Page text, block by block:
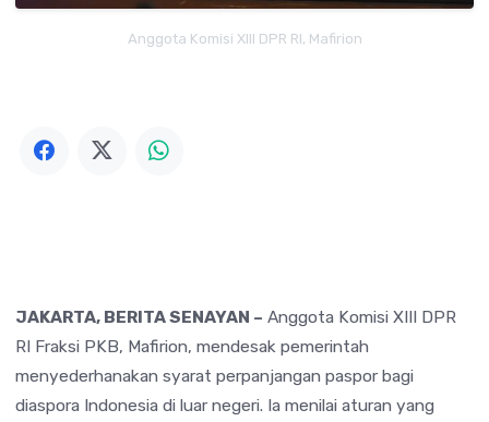
Anggota Komisi XIII DPR RI, Mafirion
JAKARTA, BERITA SENAYAN – Anggota Komisi XIII DPR
RI Fraksi PKB, Mafirion, mendesak pemerintah
menyederhanakan syarat perpanjangan paspor bagi
diaspora Indonesia di luar negeri. Ia menilai aturan yang